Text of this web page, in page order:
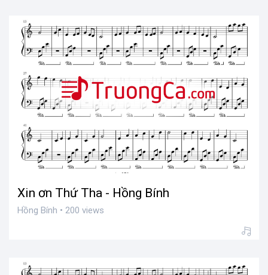
Xin ơn Thứ Tha - Hồng Bính
Hồng Bính • 200 views